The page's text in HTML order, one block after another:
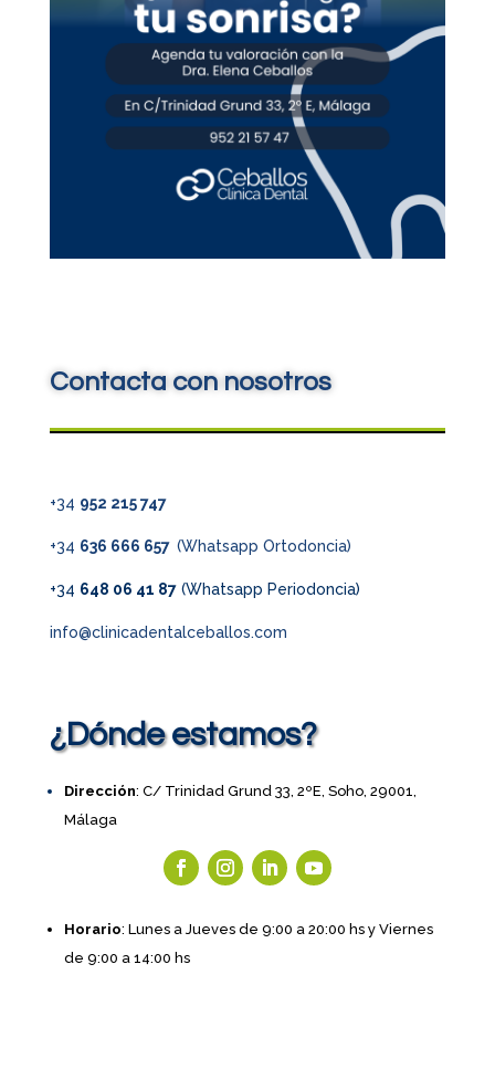
Contacta con nosotros
+34 952 215 747
+34 636 666 657 (Whatsapp Ortodoncia)
+34 648 06 41 87(Whatsapp Periodoncia)
info@clinicadentalceballos.com
¿Dónde estamos?
Dirección: C/ Trinidad Grund 33, 2ºE, Soho, 29001,
Málaga
Horario: Lunes a Jueves de 9:00 a 20:00 hs y Viernes
de 9:00 a 14:00 hs